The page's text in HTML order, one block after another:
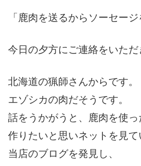
「鹿肉を送るからソーセージ
今日の夕方にご連絡をいただ
北海道の猟師さんからです。
エゾシカの肉だそうです。
話をうかがうと、鹿肉を使
作りたいと思いネットを見て
当店のブログを発見し、